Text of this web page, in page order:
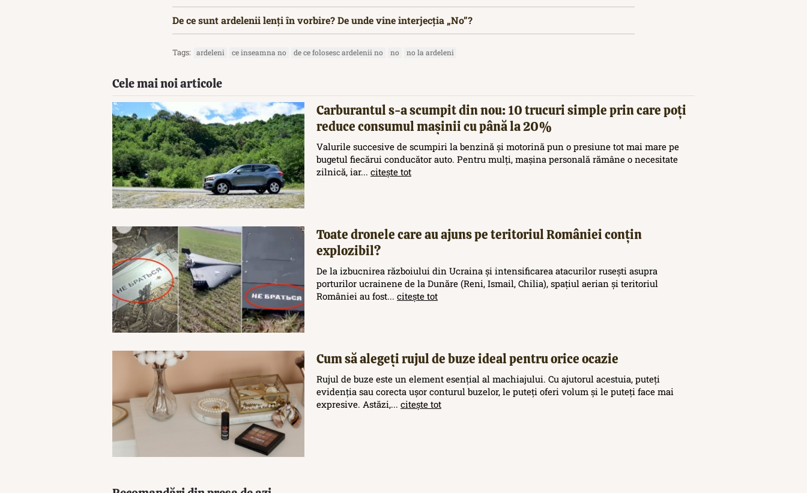
De ce sunt ardelenii lenți în vorbire? De unde vine interjecția „No”?
Tags: ardeleni ce inseamna no de ce folosesc ardelenii no no no la ardeleni
Cele mai noi articole
Carburantul s-a scumpit din nou: 10 trucuri simple prin care poți
reduce consumul mașinii cu până la 20%
Valurile succesive de scumpiri la benzină și motorină pun o presiune tot mai mare pe
bugetul fiecărui conducător auto. Pentru mulți, mașina personală rămâne o necesitate
zilnică, iar... citește tot
Toate dronele care au ajuns pe teritoriul României conțin
explozibil?
De la izbucnirea războiului din Ucraina și intensificarea atacurilor rusești asupra
porturilor ucrainene de la Dunăre (Reni, Ismail, Chilia), spațiul aerian și teritoriul
României au fost... citește tot
Cum să alegeți rujul de buze ideal pentru orice ocazie
Rujul de buze este un element esențial al machiajului. Cu ajutorul acestuia, puteți
evidenția sau corecta ușor conturul buzelor, le puteți oferi volum și le puteți face mai
expresive. Astăzi,... citește tot